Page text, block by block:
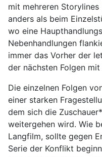
mit mehreren
anders als beim
wo eine
Nebenhandlungen
immer das Vorher der
der nächsten Folgen
Die einzelnen Folgen
einer starken
dem sich die
weitergehen wird. Wie
Langfilm, sollte gegen
Serie der Konflikt